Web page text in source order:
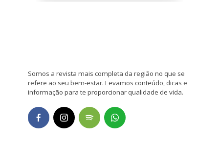
Somos a revista mais completa da região no que se
refere ao seu bem-estar. Levamos conteúdo, dicas e
informação para te proporcionar qualidade de vida.